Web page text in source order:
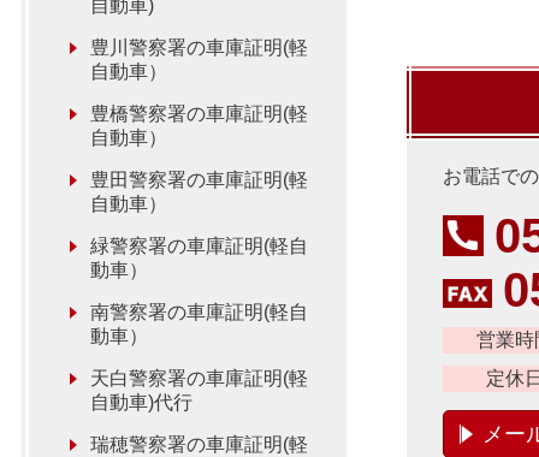
お電話で
営業時
定休
メー
自動車)
豊川警察署の車庫証明(軽
自動車）
豊橋警察署の車庫証明(軽
自動車）
豊田警察署の車庫証明(軽
自動車）
緑警察署の車庫証明(軽自
動車）
南警察署の車庫証明(軽自
動車）
天白警察署の車庫証明(軽
自動車)代行
瑞穂警察署の車庫証明(軽